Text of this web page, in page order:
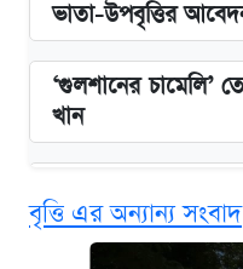
ভাতা-উপবৃত্তির
‘গুলশানের চামেলি’
খান
দাম ও ফিচার
বৃত্তি এর অন্যান্য সংবাদ